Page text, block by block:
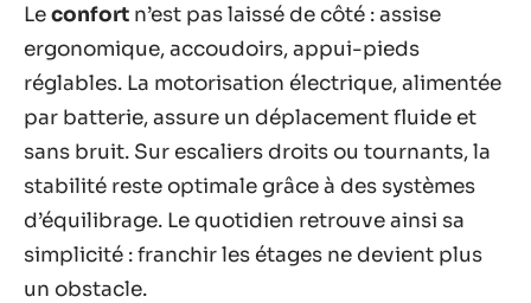
Leconfort n’est pas laissé de côté : assise
ergonomique, accoudoirs, appui-pieds
réglables. La motorisation électrique, alimentée
par batterie, assure un déplacement fluide et
sans bruit. Sur escaliers droits ou tournants, la
stabilité reste optimale grâce à des systèmes
d’équilibrage. Le quotidien retrouve ainsi sa
simplicité : franchir les étages ne devient plus
un obstacle.